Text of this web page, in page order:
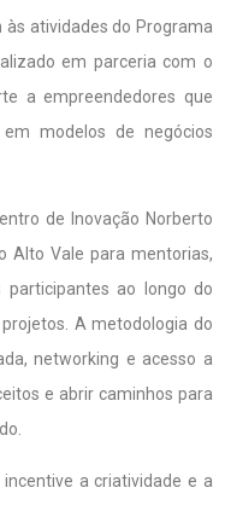
atividades do Programa
em parceria com o
a empreendedores que
modelos de negócios
de Inovação Norberto
Alto Vale para mentorias,
participantes ao longo do
A metodologia do
networking e acesso a
e abrir caminhos para
a criatividade e a